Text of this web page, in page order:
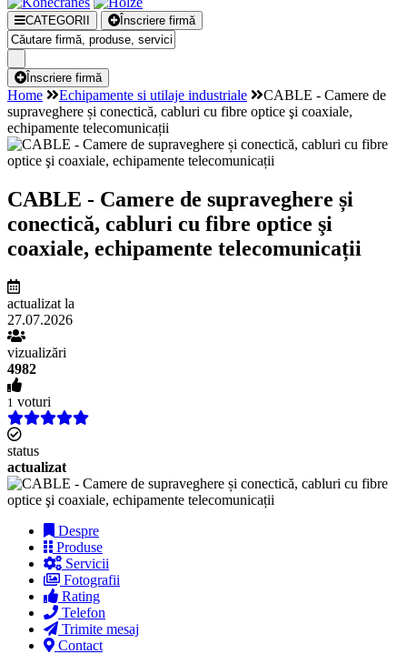
CATEGORII Înscriere firmă
Înscriere firmă
Home Echipamente si utilaje industriale
CABLE - Camere de
supraveghere și conectică, cabluri cu fibre optice şi coaxiale,
echipamente telecomunicații
CABLE - Camere de supraveghere și
conectică, cabluri cu fibre optice şi
coaxiale, echipamente telecomunicații
actualizat la
27.07.2026
vizualizări
4982
1 voturi
status
actualizat
Despre
Produse
Servicii
Fotografii
Rating
Telefon
Trimite mesaj
Contact